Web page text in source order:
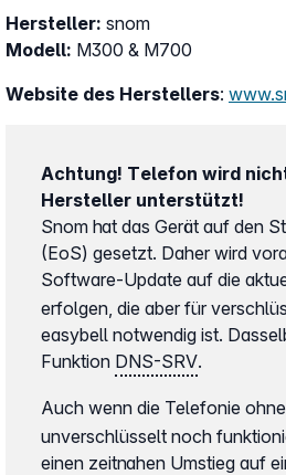
Hersteller: snom
Modell: M300 & M700
Website des Herstellers:
Achtung! Telefon wird
Hersteller unterstützt!
Snom hat das Gerät auf den
(EoS) gesetzt. Daher wird
Software-Update auf die
erfolgen, die aber für
easybell notwendig ist.
Funktion DNS-SRV.
Auch wenn die Telefonie ohne
unverschlüsselt noch
einen zeitnahen Umstieg auf